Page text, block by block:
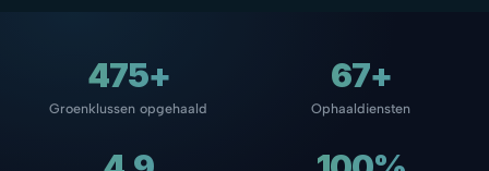
475+
Groenklussen opgehaald
67+
Ophaaldiensten